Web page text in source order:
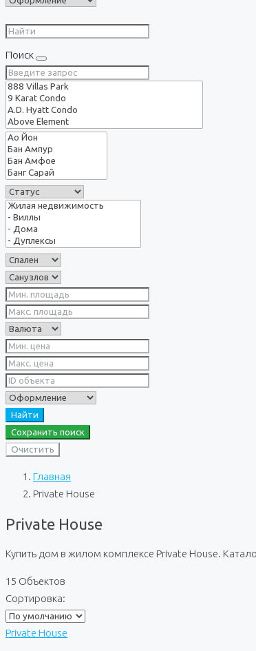
Поиск
Найти
Сохранить поиск
Очистить
Главная
Private House
Private House
Купить дом в жилом комплексе Private House.
15 Объектов
Сортировка:
Private House